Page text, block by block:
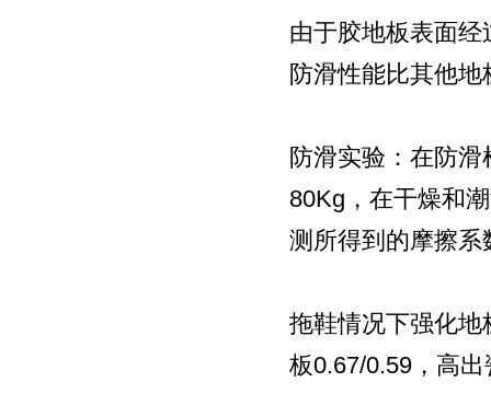
由于胶地板表面
防滑性能比其他地
防滑实验：在防
80Kg，在干燥和
测所得到的摩擦系
拖鞋情况下强化地
板0.67/0.59，高